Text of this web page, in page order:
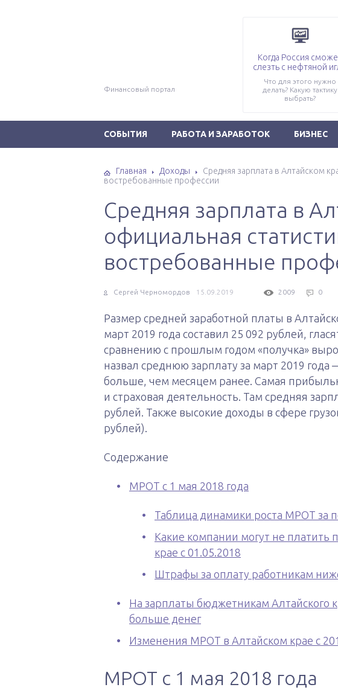
Финансовый портал
Когда Россия
слезть с нефтяной
Что для этого нужно
делать? Какую тактику
выбрать?
СОБЫТИЯ РАБОТА И ЗАРАБОТОК БИЗНЕС
Главная Доходы
Средняя зарплата в Алтайском
востребованные профессии
Средняя зарплата в
официальная
востребованные
Сергей Черномордов 15.09.2019 2009 0
Размер средней заработной платы в
март 2019 года составил 25 092 рублей,
сравнению с прошлым годом «получка»
назвал среднюю зарплату за март 2019 года
больше, чем месяцем ранее. Самая
и страховая деятельность. Там средняя
рублей. Также высокие доходы в сфере
рублей).
Содержание
МРОТ с 1 мая 2018 года
Таблица динамики роста МРОТ за
Какие компании могут не
крае с 01.05.2018
Штрафы за оплату работникам
На зарплаты бюджетникам Алтайского
больше денег
Изменения МРОТ в Алтайском крае с
МРОТ с 1 мая 2018 года